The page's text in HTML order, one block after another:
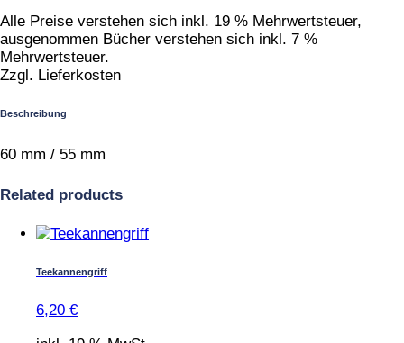
Alle Preise verstehen sich inkl. 19 % Mehrwertsteuer,
ausgenommen Bücher verstehen sich inkl. 7 %
Mehrwertsteuer.
Zzgl. Lieferkosten
Beschreibung
60 mm / 55 mm
Related products
Teekannengriff
6,20 €